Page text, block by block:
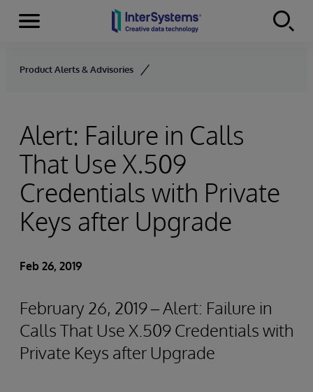
Skip to content
Menu
Product Alerts & Advisories
Alert: Failure in Calls
That Use X.509
Credentials with Private
Keys after Upgrade
Feb 26, 2019
February 26, 2019 – Alert: Failure in
Calls That Use X.509 Credentials with
Private Keys after Upgrade